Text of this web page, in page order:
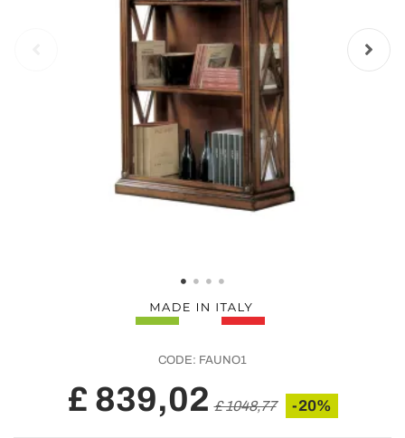
CODE: FAUNO1
£ 839,02 £ 1048,77 -20%